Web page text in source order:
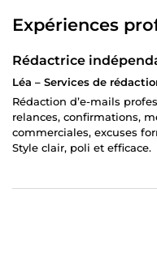
Expériences
Rédactrice
Léa – Services de
Rédaction d’e-mails
relances, confirmations,
commerciales, excuses
Style clair, poli et efficace.